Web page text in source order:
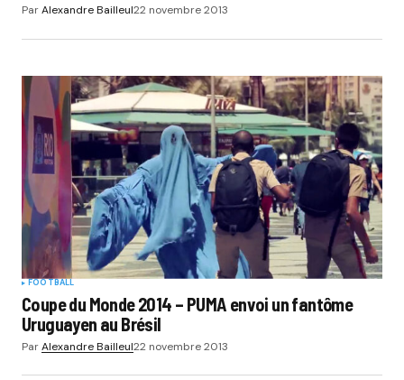
ParAlexandre Bailleul22 novembre 2013
FOOTBALL
Coupe du Monde 2014 – PUMA envoi un fantôme
Uruguayen au Brésil
ParAlexandre Bailleul22 novembre 2013